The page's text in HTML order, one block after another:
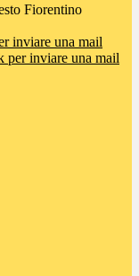
Fiorentino
inviare una mail
per inviare una mail